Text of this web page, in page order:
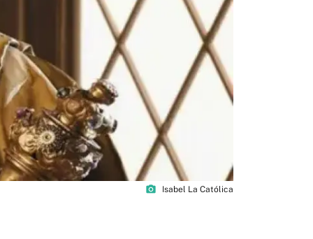
photo_camera Isabel La Católica